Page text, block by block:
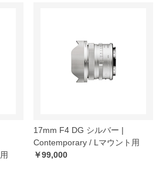
17mm F4 DG シルバー |
Contemporary / Lマウント用
￥99,000